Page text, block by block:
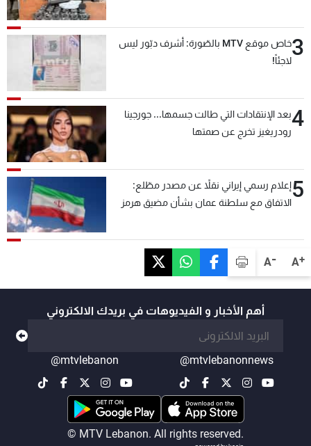
A+
A-
3
خاص موقع MTV بالصّورة: أشرف دبّور ليس
لاجئاً!
4بعد الإنتقادات التي طالت جسمها... جورجينا
رودريغيز تخرج عن صمتها
5إعلام رسمي إيراني نقلاً عن مصدر مطّلع:
الاتفاق مع سلطنة عمان بشأن مضيق هرمز
أهم الأخبار و الفيديوهات في بريدك الالكتروني
@mtvlebanonnews
@mtvlebanon
© MTV Lebanon. All rights reserved.